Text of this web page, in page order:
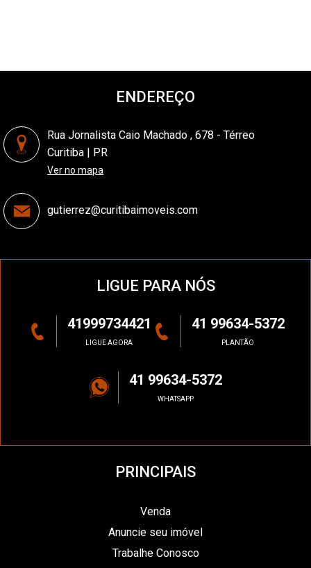
ENDEREÇO
Rua Jornalista Caio Machado , 678 - Térreo
Curitiba | PR
Ver no mapa
gutierrez@curitibaimoveis.com
LIGUE PARA NÓS
41999734421
LIGUE AGORA
41 99634-5372
PLANTÃO
41 99634-5372
WHATSAPP
PRINCIPAIS
Venda
Anuncie seu imóvel
Trabalhe Conosco